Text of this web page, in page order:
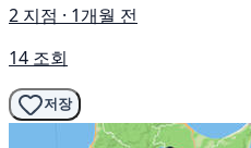
2 지점 · 1개월 전
14 조회
저장